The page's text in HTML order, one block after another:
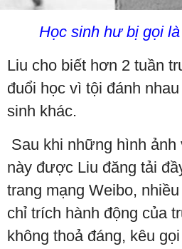
Học sinh hư bị gọi
Liu cho biết hơn 2 tuần
đuổi học vì tội đánh
sinh khác.
Sau khi những hình ảnh
này được Liu đăng tải
trang mạng Weibo,
chỉ trích hành động của
không thoả đáng, kêu